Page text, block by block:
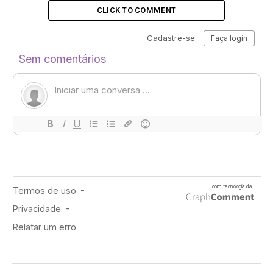
essenciais do passado da personagem também são
desvendados. Descobrimos que Clayton, antes de se
mudar, estava noiva de seu melhor amigo de infância,
mas resolveu terminar tudo por entender que, na
Especial | O que o LesB Out! pensa sobre Alguém
CLICK TO COMMENT